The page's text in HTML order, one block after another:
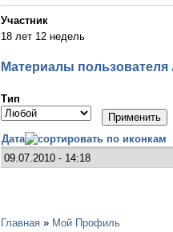
Участник
18 лет 12 недель
Материалы пользователя
Тип
Дата
09.07.2010 - 14:18
Главная » Мой Профиль